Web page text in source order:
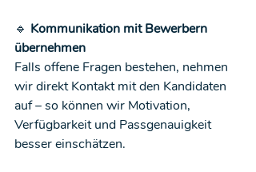
🔹 Kommunikation mit Bewerbern
übernehmen
Falls offene Fragen bestehen, nehmen
wir direkt Kontakt mit den Kandidaten
auf – so können wir Motivation,
Verfügbarkeit und Passgenauigkeit
besser einschätzen.